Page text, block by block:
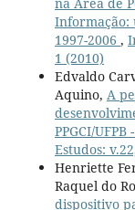
Informação:
1997-2006 ,
1 (2010)
Edvaldo
Aquino, A
PPGCI/UFPB
Estudos:
Henriette
Raquel do
dispositivo